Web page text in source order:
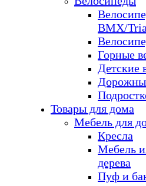
BMX/
Горные
Детские
Товары для дома
Мебель для
Кресла
Мебель
дерева
Пуф и